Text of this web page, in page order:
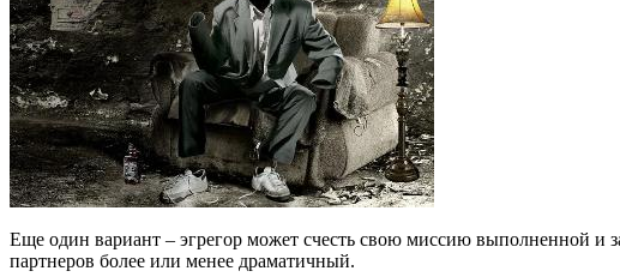
Еще один вариант – эгрегор может счесть свою миссию выполненной и
партнеров более или менее драматичный.